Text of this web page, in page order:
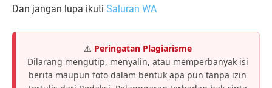
Dan jangan lupa ikuti Saluran WA
⚠️ Peringatan Plagiarisme
Dilarang mengutip, menyalin, atau memperbanyak isi
berita maupun foto dalam bentuk apa pun tanpa izin